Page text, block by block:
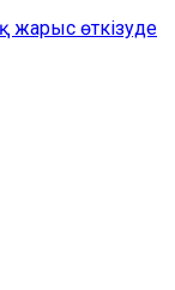
жарыс өткізуде